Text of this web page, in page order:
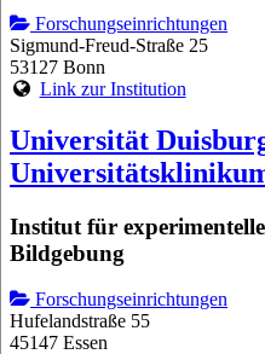
Forschungseinrichtungen
Sigmund-Freud-Straße 25
53127 Bonn
Link zur Institution
Universität
Institut für
Bildgebung
Forschungseinrichtungen
Hufelandstraße 55
45147 Essen